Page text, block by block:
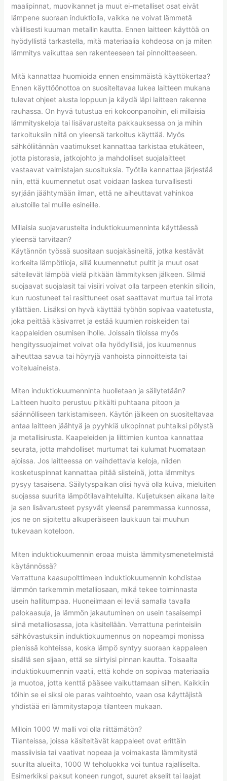
maalipinnat, muovikannet ja muut ei-metalliset osat eivät
lämpene suoraan induktiolla, vaikka ne voivat lämmetä
välillisesti kuuman metallin kautta. Ennen laitteen käyttöä on
hyödyllistä tarkastella, mitä materiaalia kohdeosa on ja miten
lämmitys vaikuttaa sen rakenteeseen tai pinnoitteeseen.
Mitä kannattaa huomioida ennen ensimmäistä käyttökertaa?
Ennen käyttöönottoa on suositeltavaa lukea laitteen mukana
tulevat ohjeet alusta loppuun ja käydä läpi laitteen rakenne
rauhassa. On hyvä tutustua eri kokoonpanoihin, eli millaisia
lämmityskeloja tai lisävarusteita pakkauksessa on ja mihin
tarkoituksiin niitä on yleensä tarkoitus käyttää. Myös
sähköliitännän vaatimukset kannattaa tarkistaa etukäteen,
jotta pistorasia, jatkojohto ja mahdolliset suojalaitteet
vastaavat valmistajan suosituksia. Työtila kannattaa järjestää
niin, että kuumennetut osat voidaan laskea turvallisesti
syrjään jäähtymään ilman, että ne aiheuttavat vahinkoa
alustoille tai muille esineille.
Millaisia suojavarusteita induktiokuumenninta käyttäessä
yleensä tarvitaan?
Käytännön työssä suositaan suojakäsineitä, jotka kestävät
korkeita lämpötiloja, sillä kuumennetut pultit ja muut osat
säteilevät lämpöä vielä pitkään lämmityksen jälkeen. Silmiä
suojaavat suojalasit tai visiiri voivat olla tarpeen etenkin silloin,
kun ruostuneet tai rasittuneet osat saattavat murtua tai irrota
yllättäen. Lisäksi on hyvä käyttää työhön sopivaa vaatetusta,
joka peittää käsivarret ja estää kuumien roiskeiden tai
kappaleiden osumisen iholle. Joissain tiloissa myös
hengityssuojaimet voivat olla hyödyllisiä, jos kuumennus
aiheuttaa savua tai höyryjä vanhoista pinnoitteista tai
voiteluaineista.
Miten induktiokuumenninta huolletaan ja säilytetään?
Laitteen huolto perustuu pitkälti puhtaana pitoon ja
säännölliseen tarkistamiseen. Käytön jälkeen on suositeltavaa
antaa laitteen jäähtyä ja pyyhkiä ulkopinnat puhtaiksi pölystä
ja metallisirusta. Kaapeleiden ja liittimien kuntoa kannattaa
seurata, jotta mahdolliset murtumat tai kulumat huomataan
ajoissa. Jos laitteessa on vaihdettavia keloja, niiden
kosketuspinnat kannattaa pitää siisteinä, jotta lämmitys
pysyy tasaisena. Säilytyspaikan olisi hyvä olla kuiva, mieluiten
suojassa suurilta lämpötilavaihteluilta. Kuljetuksen aikana laite
ja sen lisävarusteet pysyvät yleensä paremmassa kunnossa,
jos ne on sijoitettu alkuperäiseen laukkuun tai muuhun
tukevaan koteloon.
Miten induktiokuumennin eroaa muista lämmitysmenetelmistä
käytännössä?
Verrattuna kaasupolttimeen induktiokuumennin kohdistaa
lämmön tarkemmin metalliosaan, mikä tekee toiminnasta
usein hallitumpaa. Huoneilmaan ei leviä samalla tavalla
palokaasuja, ja lämmön jakautuminen on usein tasaisempi
siinä metalliosassa, jota käsitellään. Verrattuna perinteisiin
sähkövastuksiin induktiokuumennus on nopeampi monissa
pienissä kohteissa, koska lämpö syntyy suoraan kappaleen
sisällä sen sijaan, että se siirtyisi pinnan kautta. Toisaalta
induktiokuumennin vaatii, että kohde on sopivaa materiaalia
ja muotoa, jotta kenttä pääsee vaikuttamaan siihen. Kaikkiin
töihin se ei siksi ole paras vaihtoehto, vaan osa käyttäjistä
yhdistää eri lämmitystapoja tilanteen mukaan.
Milloin 1000 W malli voi olla riittämätön?
Tilanteissa, joissa käsiteltävät kappaleet ovat erittäin
massiivisia tai vaativat nopeaa ja voimakasta lämmitystä
suurilta alueilta, 1000 W teholuokka voi tuntua rajalliselta.
Esimerkiksi paksut koneen rungot, suuret akselit tai laajat